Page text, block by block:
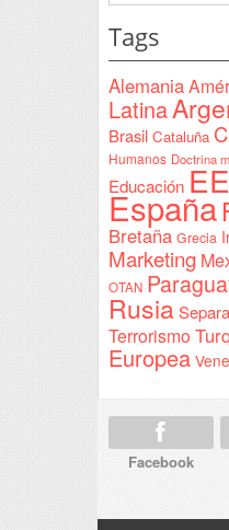
Tags
Alemania
Latina
Brasil Cataluña
Humanos Doctrina
Educación
España
Bretaña Grecia
Marketing
OTAN
Rusia
Terrorismo
Europea
Facebook